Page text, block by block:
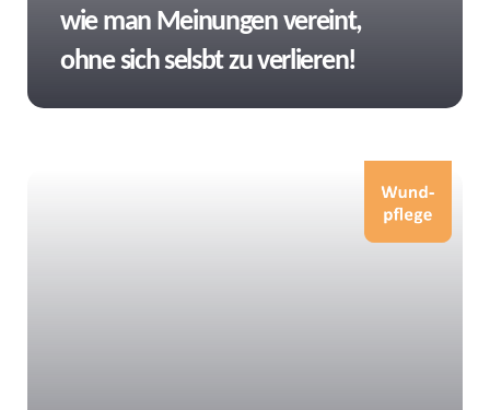
wie man Meinungen vereint,
ohne sich selsbt zu verlieren!